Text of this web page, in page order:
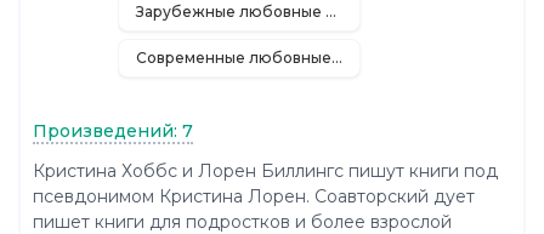
Зарубежные любовные романы
Современные любовные романы
Произведений: 7
Кристина Хоббс и Лорен Биллингс пишут книги под
псевдонимом Кристина Лорен. Соавторский дует
пишет книги для подростков и более взрослой